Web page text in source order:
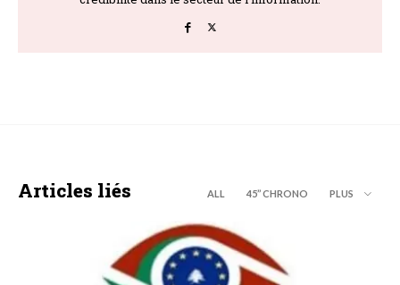
Articles liés ALL 45’’ CHRONO PLUS